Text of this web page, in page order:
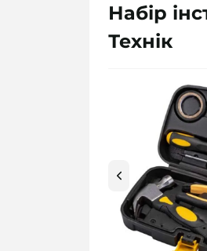
Набір
Технік